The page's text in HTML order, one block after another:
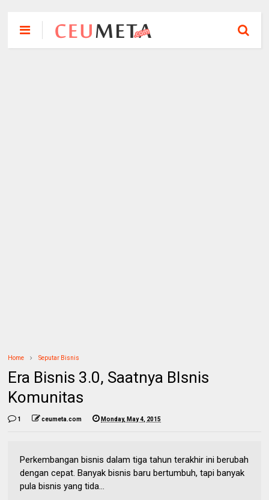
Home Seputar Bisnis
Era Bisnis 3.0, Saatnya BIsnis
Komunitas
1 ceumeta.com Monday, May 4, 2015
Perkembangan bisnis dalam tiga tahun terakhir ini berubah
dengan cepat. Banyak bisnis baru bertumbuh, tapi banyak
pula bisnis yang tida...